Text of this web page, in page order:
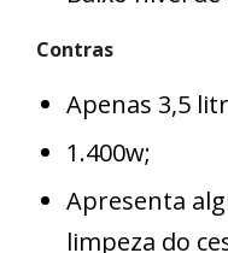
Contras
Apenas 3,5
1.400w;
Apresenta
limpeza do